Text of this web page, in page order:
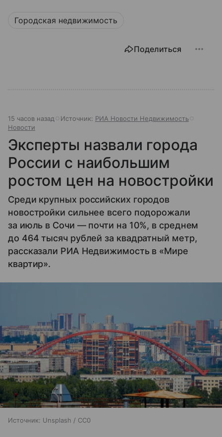
Городская недвижимость
Поделиться
15 часов назад Источник: РИА Новости Недвижимость
Новости
Эксперты назвали города
России с наибольшим
ростом цен на новостройки
Среди крупных российских городов
новостройки сильнее всего подорожали
за июль в Сочи — почти на 10%, в среднем
до 464 тысяч рублей за квадратный метр,
рассказали РИА Недвижимость в «Мире
квартир».
Источник: Unsplash / CC0